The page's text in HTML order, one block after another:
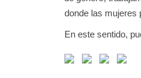
donde las mujeres
En este sentido,